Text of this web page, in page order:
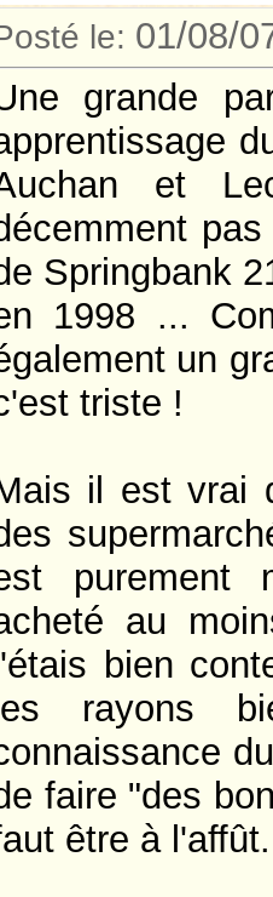
le: 01/08/
grande
et
Springbank
1998 ...
un
triste !
il est vrai
purement
au
bien
les rayons
faire "des
être à l'affût.